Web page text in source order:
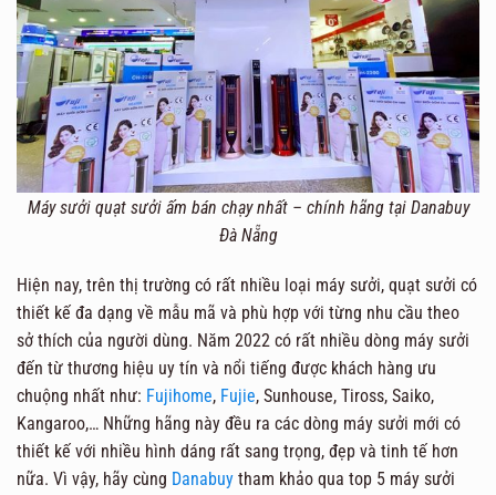
Máy sưởi quạt sưởi ấm bán chạy nhất – chính hãng tại Danabuy
Đà Nẵng
Hiện nay, trên thị trường có rất nhiều loại máy sưởi, quạt sưởi có
thiết kế đa dạng về mẫu mã và phù hợp với từng nhu cầu theo
sở thích của người dùng. Năm 2022 có rất nhiều dòng máy sưởi
đến từ thương hiệu uy tín và nổi tiếng được khách hàng ưu
chuộng nhất như: Fujihome, Fujie, Sunhouse, Tiross, Saiko,
Kangaroo,… Những hãng này đều ra các dòng máy sưởi mới có
thiết kế với nhiều hình dáng rất sang trọng, đẹp và tinh tế hơn
nữa. Vì vậy, hãy cùng Danabuy tham khảo qua top 5 máy sưởi